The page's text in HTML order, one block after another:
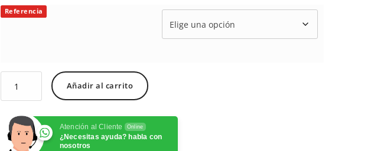
Referencia
Añadir al carrito
Atención al Cliente Online
¿Necesitas ayuda? habla con
nosotros